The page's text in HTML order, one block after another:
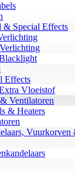
Special Effects
Effects
Vloeistof
Ventilatoren
& Heaters
Vuurkorven